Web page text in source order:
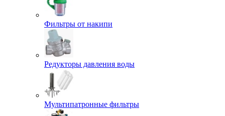
Фильтры от накипи
Редукторы давления воды
Мультипатронные фильтры